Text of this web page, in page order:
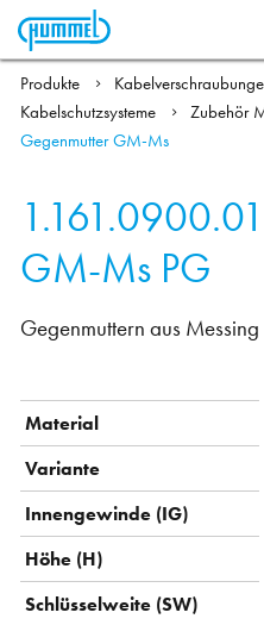
Produkte
Kabelschutzsysteme
Zubehör
Gegenmutter GM-Ms
1.161.0900.01
GM-Ms PG
Gegenmuttern aus Messing
Material
Variante
Innengewinde (IG)
Höhe (H)
Schlüsselweite (SW)